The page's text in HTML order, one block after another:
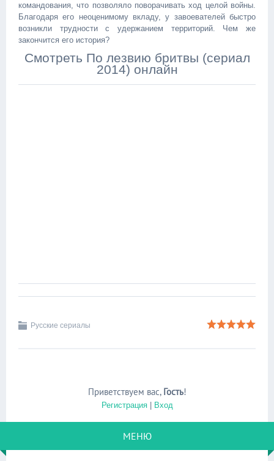
командования, что позволяло поворачивать ход целой войны.
Благодаря его неоценимому вкладу, у завоевателей быстро
возникли трудности с удержанием территорий. Чем же
закончится его история?
Смотреть По лезвию бритвы (сериал
2014) онлайн
Русские сериалы
Приветствуем вас, Гость!
Регистрация| Вход
МЕНЮ